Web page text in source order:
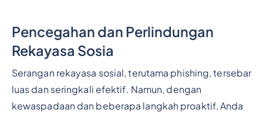
Pencegahan dan Perlindungan
Rekayasa Sosia
Serangan rekayasa sosial, terutama phishing, tersebar
luas dan seringkali efektif. Namun, dengan
kewaspadaan dan beberapa langkah proaktif, Anda